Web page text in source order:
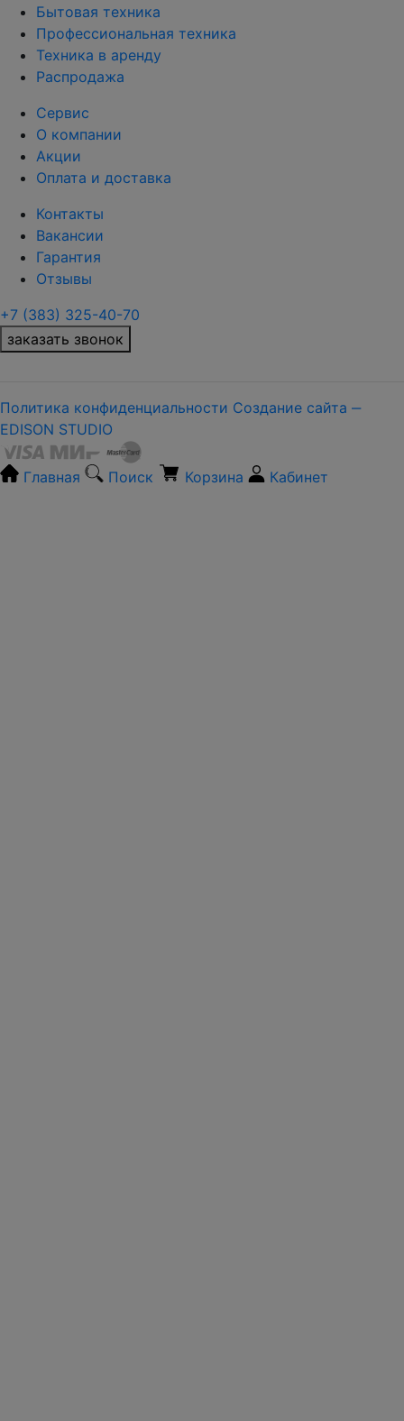
Бытовая техника
Профессиональная техника
Техника в аренду
Распродажа
Сервис
О компании
Акции
Оплата и доставка
Контакты
Вакансии
Гарантия
Отзывы
+7 (383) 325-40-70
заказать звонок
Политика конфиденциальности Создание сайта ‒
EDISON STUDIO
Главная Поиск Корзина Кабинет